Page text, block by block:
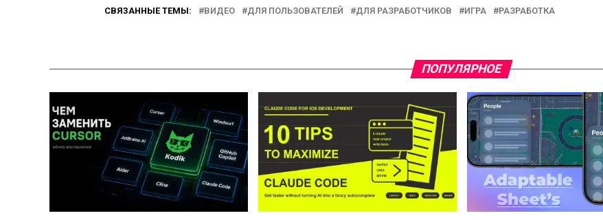
СВЯЗАННЫЕ ТЕМЫ: ВИДЕО ДЛЯ ПОЛЬЗОВАТЕЛЕЙ ДЛЯ РАЗРАБОТЧИКОВ ИГРА РАЗРАБОТКА
ПОПУЛЯРНОЕ